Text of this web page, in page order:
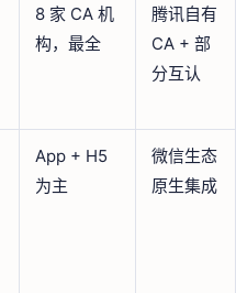
8 家 CA 机
构，最全
腾讯自有
CA + 部
分互认
App + H5
为主
微信生态
原生集成